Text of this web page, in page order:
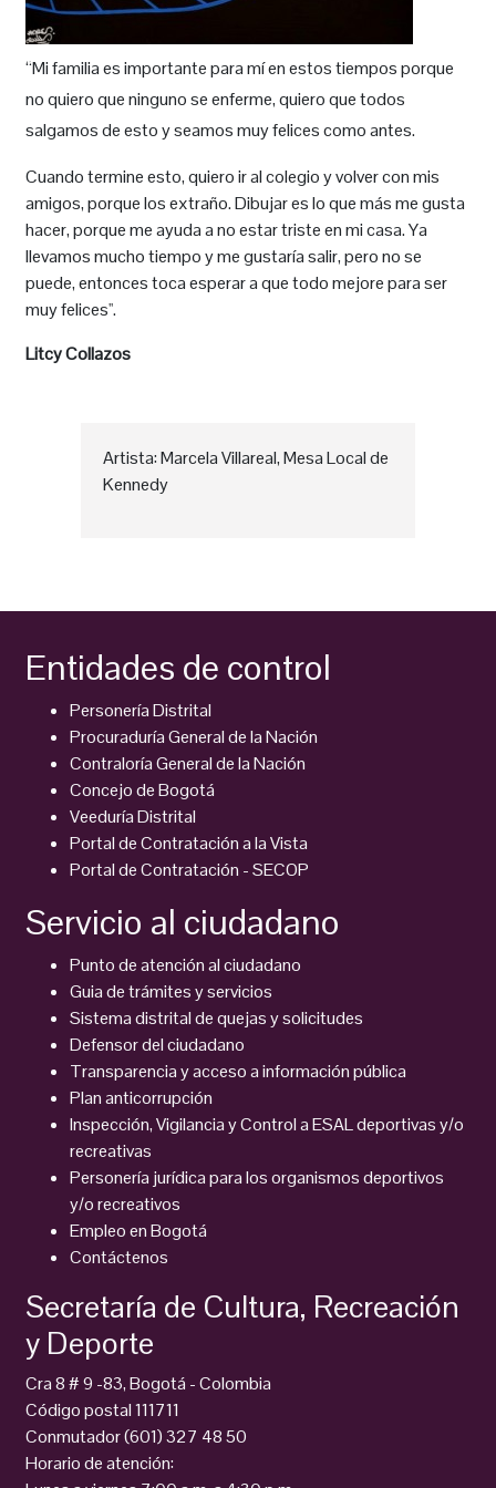
“Mi familia es importante para mí en estos tiempos porque
no quiero que ninguno se enferme, quiero que todos
salgamos de esto y seamos muy felices como antes.
Cuando termine esto, quiero ir al colegio y volver con mis
amigos, porque los extraño. Dibujar es lo que más me gusta
hacer, porque me ayuda a no estar triste en mi casa. Ya
llevamos mucho tiempo y me gustaría salir, pero no se
puede, entonces toca esperar a que todo mejore para ser
muy felices''.
Litcy Collazos
Artista: Marcela Villareal, Mesa Local de
Kennedy
Entidades de control
Personería Distrital
Procuraduría General de la Nación
Contraloría General de la Nación
Concejo de Bogotá
Veeduría Distrital
Portal de Contratación a la Vista
Portal de Contratación - SECOP
Servicio al ciudadano
Punto de atención al ciudadano
Guia de trámites y servicios
Sistema distrital de quejas y solicitudes
Defensor del ciudadano
Transparencia y acceso a información pública
Plan anticorrupción
Inspección, Vigilancia y Control a ESAL deportivas y/o
recreativas
Personería jurídica para los organismos deportivos
y/o recreativos
Empleo en Bogotá
Contáctenos
Secretaría de Cultura, Recreación
y Deporte
Cra 8 # 9 -83, Bogotá - Colombia
Código postal 111711
Conmutador (601) 327 48 50
Horario de atención: